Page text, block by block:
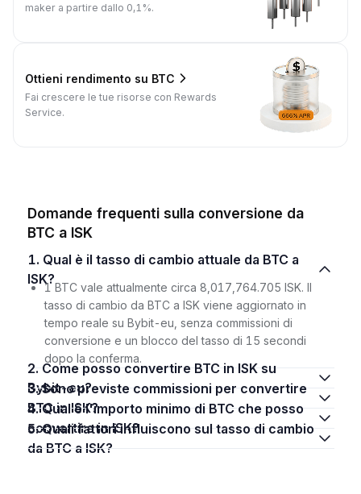
maker a partire dallo 0,1%.
Ottieni rendimento su BTC
Fai crescere le tue risorse con Rewards
Service.
Domande frequenti sulla conversione da
BTC a ISK
1. Qual è il tasso di cambio attuale da BTC a
ISK?
1 BTC vale attualmente circa 8,017,764.705 ISK. Il
tasso di cambio da BTC a ISK viene aggiornato in
tempo reale su Bybit-eu, senza commissioni di
conversione e un blocco del tasso di 15 secondi
dopo la conferma.
2. Come posso convertire BTC in ISK su
Bybit-eu?
3. Sono previste commissioni per convertire
BTC in ISK?
4. Qual è l'importo minimo di BTC che posso
convertire in ISK?
5. Quali fattori influiscono sul tasso di cambio
da BTC a ISK?